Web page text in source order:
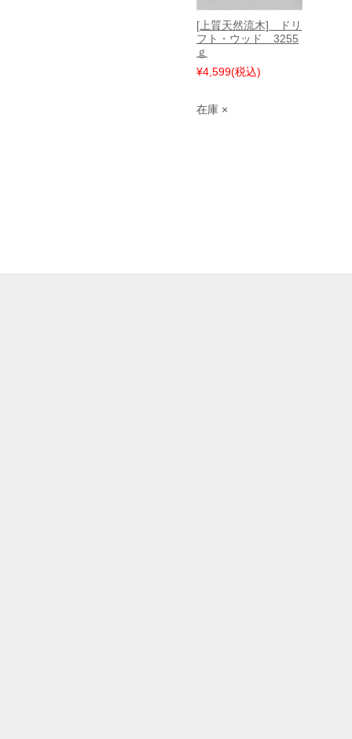
[上質天然流木] ドリ
フト・ウッド 3255
ｇ
¥4,599(税込)
在庫 ×